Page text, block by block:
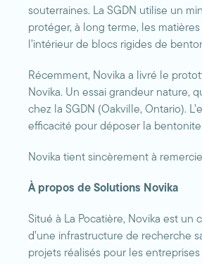
souterraines. La SGDN utilise un
protéger, à long terme, les
l’intérieur de blocs rigides de
Récemment, Novika a livré le
Novika. Un essai grandeur nature,
chez la SGDN (Oakville, Ontario).
efficacité pour déposer la
Novika tient sincèrement à
À propos de Solutions Novika
Situé à La Pocatière, Novika est
d’une infrastructure de recherche
projets réalisés pour les